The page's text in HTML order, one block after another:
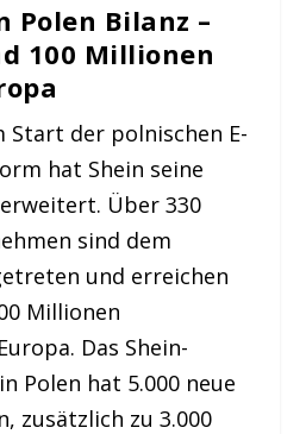
Polen Bilanz –
100 Millionen
Start der polnischen E-
hat Shein seine
Über 330
sind dem
und erreichen
Millionen
Das Shein-
Polen hat 5.000 neue
zusätzlich zu 3.000